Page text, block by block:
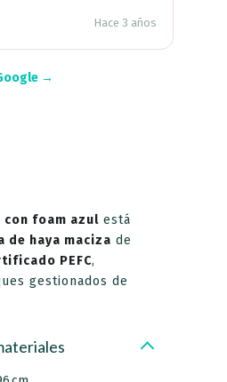
Hace 3 años
→
con foam azul está
de haya maciza de
PEFC,
gestionados de